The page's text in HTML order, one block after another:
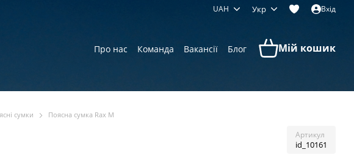
UAH Укр Вхід
Про нас Команда Вакансії Блог Мій кошик
сумки Поясна сумка Rax M
Артикул
id_10161